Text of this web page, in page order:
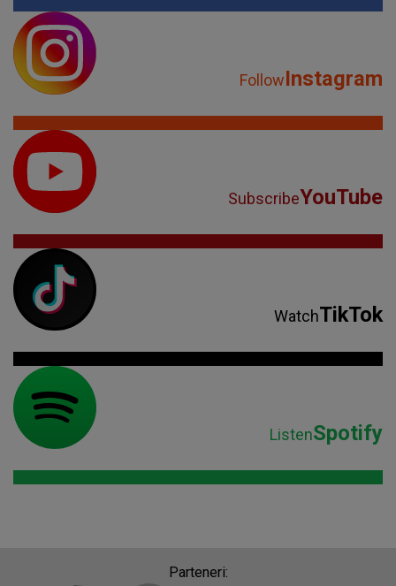
FollowInstagram
SubscribeYouTube
WatchTikTok
ListenSpotify
Parteneri: